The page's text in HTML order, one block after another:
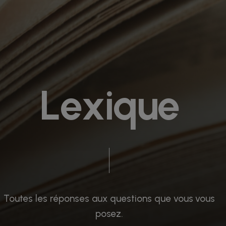
Lexique
Toutes les réponses aux questions que vous vous
posez.